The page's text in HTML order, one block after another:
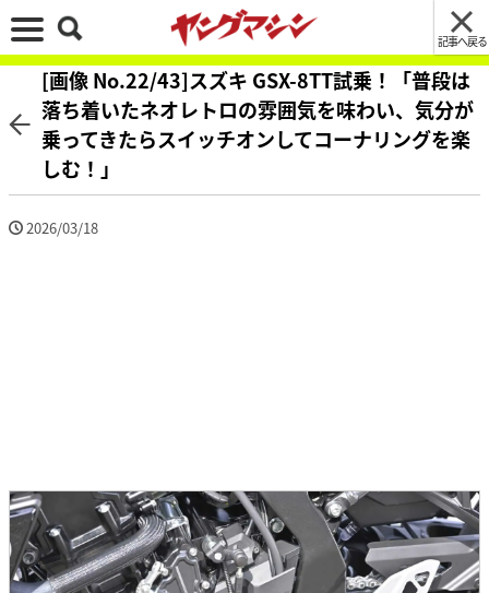
記事へ戻る
[画像 No.22/43]スズキ GSX-8TT試乗！「普段は
落ち着いたネオレトロの雰囲気を味わい、気分が
乗ってきたらスイッチオンしてコーナリングを楽
しむ！」
2026/03/18